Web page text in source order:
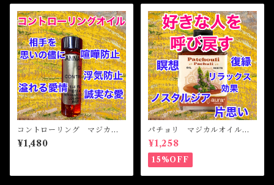
コントローリング マジカル
オイル・魔女オイル Contro
lling Magical Oil
¥1,480
パチョリ マジカルオイル・
魔女オイル Pathouli Magic
al Oil
¥1,258
15%OFF